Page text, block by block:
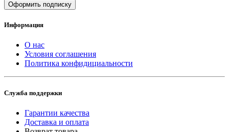
Оформить подписку
Информация
О нас
Условия соглашения
Политика конфидициальности
Служба поддержки
Гарантии качества
Доставка и оплата